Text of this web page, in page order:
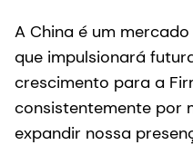
A China é um
que impulsionará
crescimento para a
consistentemente por
expandir nossa